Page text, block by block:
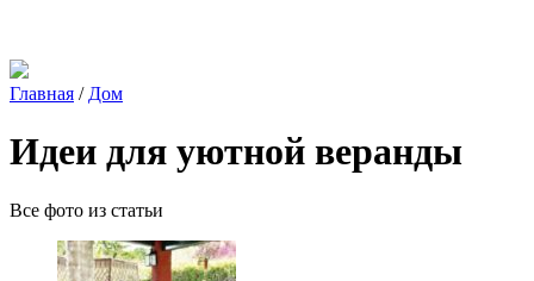
Главная / Дом
Идеи для уютной веранды
Все фото из статьи